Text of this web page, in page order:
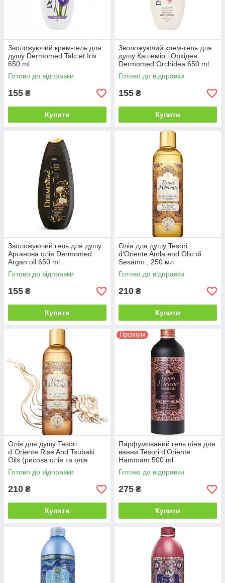
Зволожуючий крем-гель для
душу Dermomed Talc et Iris
650 ml.
Готово до відправки
155 ₴
Купити
Зволожуючий крем-гель для
душу Кашемір і Орхідея
Dermomed Orchidea 650 ml.
Готово до відправки
155 ₴
Купити
Зволожуючий гель для душу
Арганова олія Dermomed
Argan oil 650 ml.
Готово до відправки
155 ₴
Купити
Олія для душу Tesori
d'Oriente Amla end Olio di
Sesamo , 250 мл
Готово до відправки
210 ₴
Купити
Олія для душу Tesori
d`Oriente Rise And Tsubaki
Oils (рисова олія та олія
цубакі) 250мл
Готово до відправки
210 ₴
Купити
Преміум
Парфумований гель піна для
ванни Tesori d’Oriente
Hammam 500 ml
Готово до відправки
275 ₴
Купити